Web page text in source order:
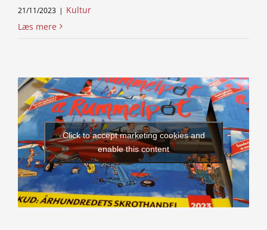
21/11/2023 | Kultur
Læs mere
Click to accept marketing cookies and
enable this content